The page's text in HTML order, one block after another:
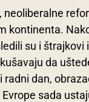
neoliberalne
kontinenta.
su i štrajkovi
da
radni dan,
sada